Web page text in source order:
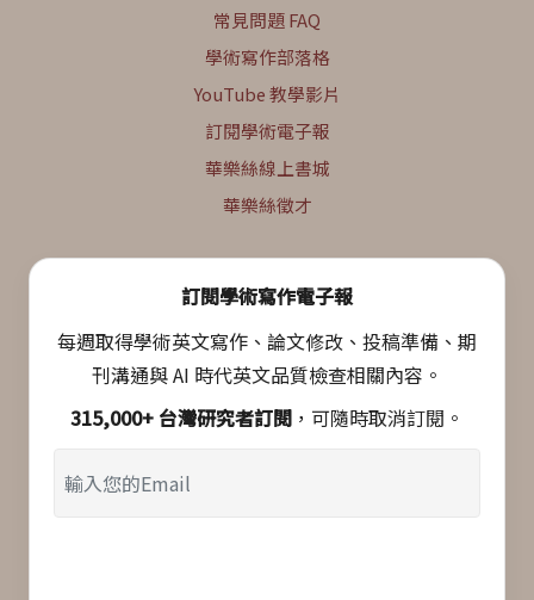
常見問題 FAQ
學術寫作部落格
YouTube 教學影片
訂閱學術電子報
華樂絲線上書城
華樂絲徵才
訂閱學術寫作電子報
每週取得學術英文寫作、論文修改、投稿準備、期
刊溝通與 AI 時代英文品質檢查相關內容。
315,000+ 台灣研究者訂閱 ，可隨時取消訂閱。